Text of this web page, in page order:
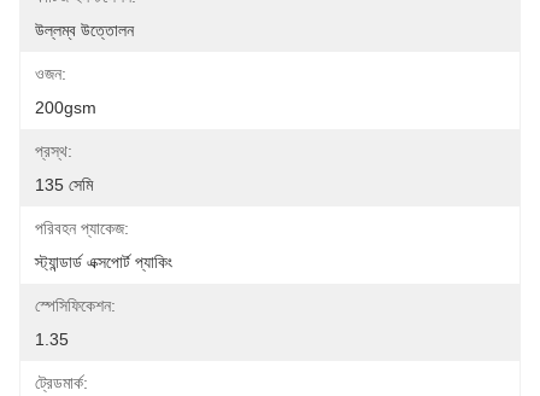
উল্লম্ব উত্তোলন
ওজন:
200gsm
প্রস্থ:
135 সেমি
পরিবহন প্যাকেজ:
স্ট্যান্ডার্ড এক্সপোর্ট প্যাকিং
স্পেসিফিকেশন:
1.35
ট্রেডমার্ক: